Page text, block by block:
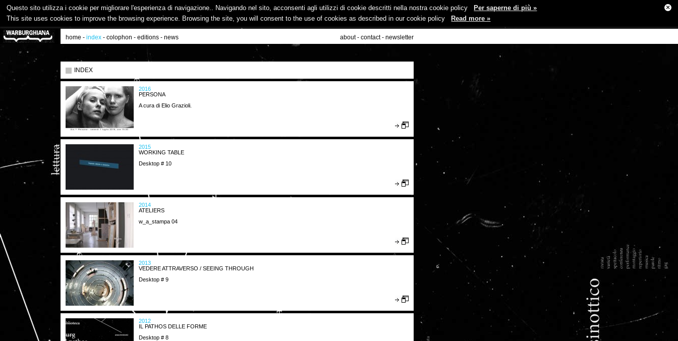
Questo sito utilizza i cookie per migliorare l'esperienza di navigazione.. Navigando nel sito, acconsenti agli utilizzi di cookie descritti nella nostra cookie policy
Per saperne di più »
This site uses cookies to improve the browsing experience. Browsing the site, you will consent to the use of cookies as described in our cookie policy
Read more »
×
home - index - colophon - editions - news about- contact- newsletter
INDEX
2016
PERSONA
A cura di Elio Grazioli.
2015
WORKING TABLE
Desktop # 10
2014
ATELIERS
w_a_stampa 04
2013
VEDERE ATTRAVERSO / SEEING THROUGH
Desktop # 9
2012
IL PATHOS DELLE FORME
Desktop # 8